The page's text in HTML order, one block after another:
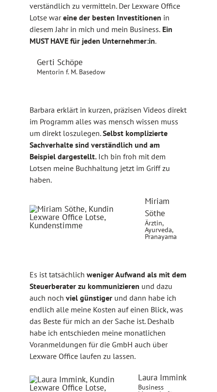
verständlich zu vermitteln. Der Lexware Office
Lotse wareine der besten Investitionen in
diesem Jahr in mich und mein Business.Ein
MUST HAVE für jeden Unternehmer:in.
Gerti Schöpe
Mentorin f. M. Basedow
Barbara erklärt in kurzen, präzisen Videos direkt
im Programm alles was mensch wissen muss
um direkt loszulegen.Selbst komplizierte
Sachverhalte sind verständlich und am
Beispiel dargestellt. Ich bin froh mit dem
Lotsen meine Buchhaltung jetzt im Griff zu
haben.
Miriam
Söthe
Ärztin,
Ayurveda,
Pranayama
Es ist tatsächlich weniger Aufwand als mit dem
Steuerberater zu kommunizieren und dazu
auch noch viel günstiger und dann habe ich
endlich alle meine Kosten auf einen Blick, was
das Beste für mich an der Sache ist. Deshalb
habe ich entschieden meine monatlichen
Voranmeldungen für die GmbH auch über
Lexware Office laufen zu lassen.
Laura Immink
Business